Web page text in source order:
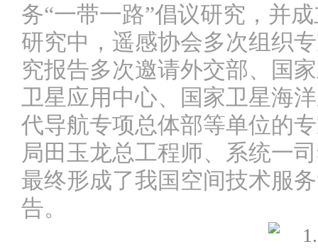
务“一带一路”倡议研究，并
研究中，遥感协会多次组织
究报告多次邀请外交部、国
卫星应用中心、国家卫星海
代导航专项总体部等单位的
局田玉龙总工程师、系统一
最终形成了我国空间技术服
告。